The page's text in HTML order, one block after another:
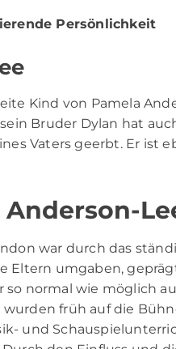
Persönlichkeit
Kind von Pamela
Bruder Dylan hat
Vaters geerbt. Er ist
war durch das
Eltern umgaben,
so normal wie möglich
früh auf die
und